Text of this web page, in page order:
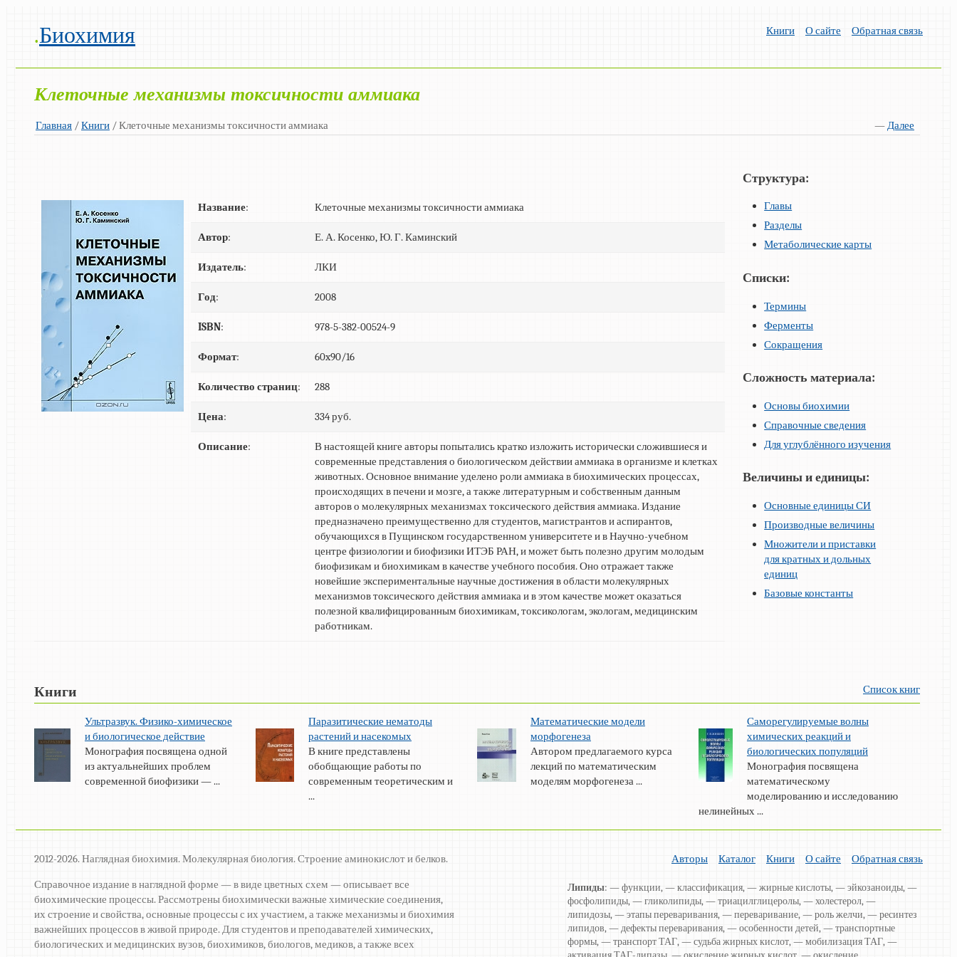
.Биохимия Книги О сайте Обратная связь
Клеточные механизмы токсичности аммиака
Главная / —Далее
Книги / Клеточные механизмы токсичности аммиака
Название: Клеточные механизмы токсичности аммиака
Автор: Е. А. Косенко, Ю. Г. Каминский
Издатель: ЛКИ
Год: 2008
ISBN: 978-5-382-00524-9
Формат: 60x90/16
Количество страниц: 288
Цена: 334 руб.
Описание:
В настоящей книге авторы попытались кратко изложить исторически сложившиеся и
современные представления о биологическом действии аммиака в организме и клетках
животных. Основное внимание уделено роли аммиака в биохимических процессах,
происходящих в печени и мозге, а также литературным и собственным данным
авторов о молекулярных механизмах токсического действия аммиака. Издание
предназначено преимущественно для студентов, магистрантов и аспирантов,
обучающихся в Пущинском государственном университете и в Научно-учебном
центре физиологии и биофизики ИТЭБ РАН, и может быть полезно другим молодым
биофизикам и биохимикам в качестве учебного пособия. Оно отражает также
новейшие экспериментальные научные достижения в области молекулярных
механизмов токсического действия аммиака и в этом качестве может оказаться
полезной квалифицированным биохимикам, токсикологам, экологам, медицинским
работникам.
Структура:
Главы
Разделы
Метаболические карты
Списки:
Термины
Ферменты
Сокращения
Сложность материала:
Основы биохимии
Справочные сведения
Для углублённого изучения
Величины и единицы:
Основные единицы СИ
Производные величины
Множители и приставки
для кратных и дольных
единиц
Базовые константы
Книги Список книг
Ультразвук. Физико-химическое
и биологическое действие
Монография посвящена одной
из актуальнейших проблем
современной биофизики — ...
Паразитические нематоды
растений и насекомых
В книге представлены
обобщающие работы по
современным теоретическим и
...
Математические модели
морфогенеза
Автором предлагаемого курса
лекций по математическим
моделям морфогенеза ...
Саморегулируемые волны
химических реакций и
биологических популяций
Монография посвящена
математическому
моделированию и исследованию
нелинейных ...
2012-2026. Наглядная биохимия. Молекулярная биология. Строение аминокислот и белков.
Справочное издание в наглядной форме — в виде цветных схем — описывает все
биохимические процессы. Рассмотрены биохимически важные химические соединения,
их строение и свойства, основные процессы с их участием, а также механизмы и биохимия
важнейших процессов в живой природе. Для студентов и преподавателей химических,
биологических и медицинских вузов, биохимиков, биологов, медиков, а также всех
Авторы Каталог Книги О сайте Обратная связь
Липиды: — функции, — классификация, — жирные кислоты, — эйкозаноиды, —
фосфолипиды, — гликолипиды, — триацилглицеролы, — холестерол, —
липидозы, — этапы переваривания, — переваривание, — роль желчи, — ресинтез
липидов, — дефекты переваривания, — особенности детей, — транспортные
формы, — транспорт ТАГ, — судьба жирных кислот, — мобилизация ТАГ, —